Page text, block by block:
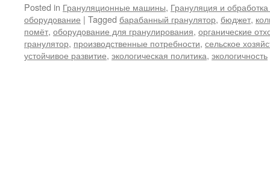
Posted in Грануляционные машины, Грануляция и
оборудование | Tagged барабанный гранулятор, бюджет,
помёт, оборудование для гранулирования, органические
гранулятор, производственные потребности, сельское
устойчивое развитие, экологическая политика, экологичность